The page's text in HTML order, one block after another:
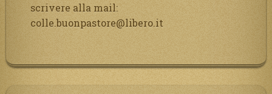
scrivere alla mail:
colle.buonpastore@libero.it